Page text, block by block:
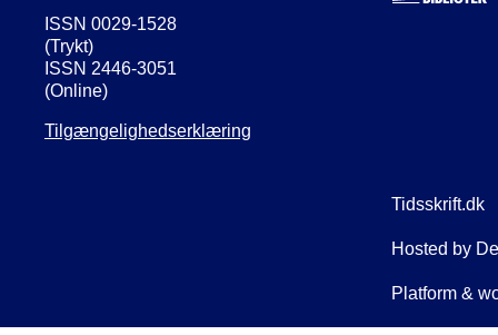
ISSN 0029-1528
(Trykt)
ISSN 2446-3051
(Online)
Tilgængelighedserklæring